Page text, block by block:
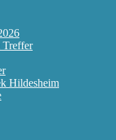
Treffer
Hildesheim